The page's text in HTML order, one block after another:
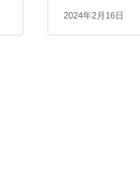
2024年2月16日